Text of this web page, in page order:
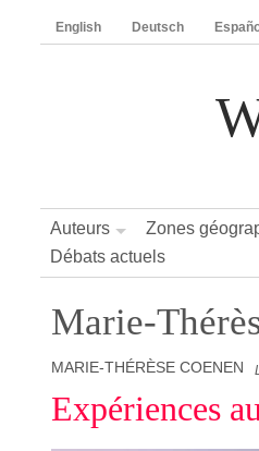
English Deutsch
Auteurs Zones
Débats actuels
Marie-
MARIE-THÉRÈSE COENEN
Expériences